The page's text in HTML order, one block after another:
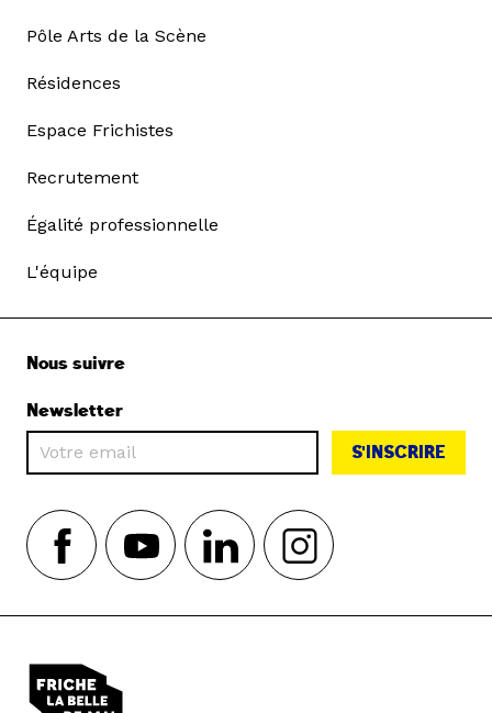
Pôle Arts de la Scène
Résidences
Espace Frichistes
Recrutement
Égalité professionnelle
L'équipe
Nous suivre
Newsletter
S'INSCRIRE